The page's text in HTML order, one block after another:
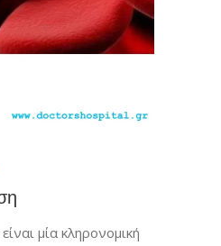
μία κληρονομική